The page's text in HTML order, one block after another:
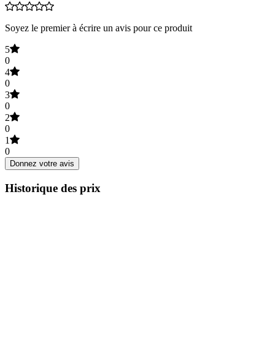
Soyez le premier à écrire un avis pour ce produit
5
0
4
0
3
0
2
0
1
0
Donnez votre avis
Historique des prix